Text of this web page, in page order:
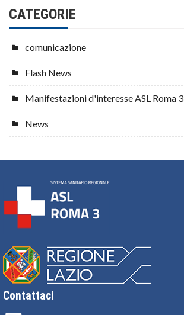
CATEGORIE
comunicazione
Flash News
Manifestazioni d'interesse ASL Roma 3
News
Contattaci